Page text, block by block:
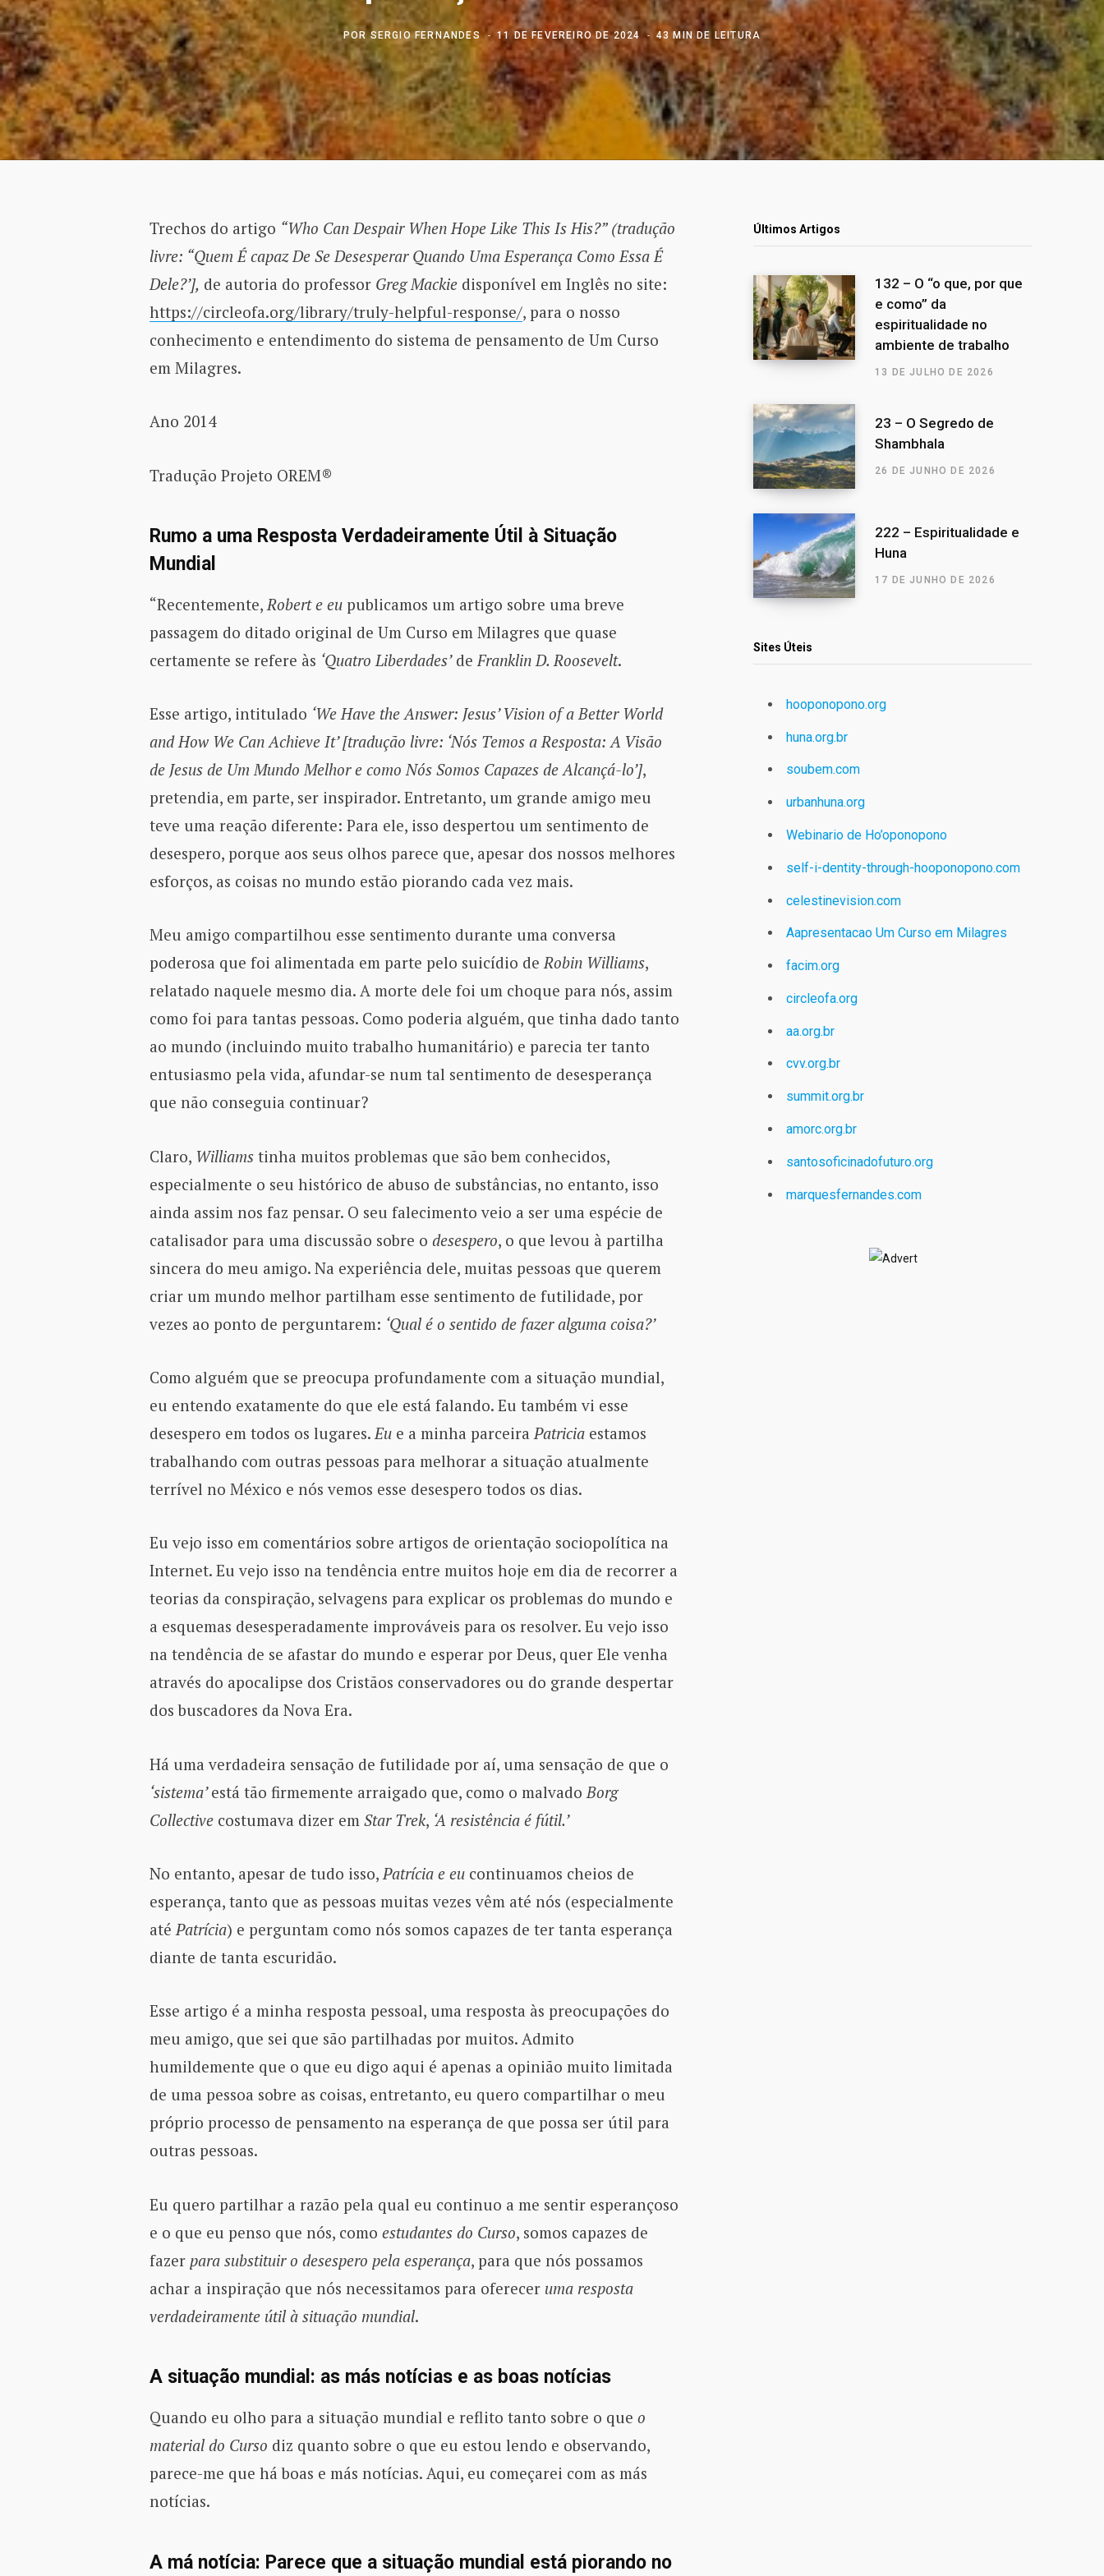
PORSERGIO FERNANDES 11 DE FEVEREIRO DE 2024 43 MIN DE LEITURA
Trechos do artigo “Who Can Despair When Hope Like This Is His?” (tradução
livre: “Quem É capaz De Se Desesperar Quando Uma Esperança Como Essa É
Dele?’], de autoria do professor Greg Mackiedisponível em Inglês no site:
https://circleofa.org/library/truly-helpful-response/, para o nosso
conhecimento e entendimento do sistema de pensamento de Um Curso
em Milagres.
Ano 2014
Tradução Projeto OREM®
Rumo a uma Resposta Verdadeiramente Útil à Situação
Mundial
“Recentemente, Robert e eupublicamos um artigo sobre uma breve
passagem do ditado original de Um Curso em Milagres que quase
certamente se refere às ‘Quatro Liberdades’de Franklin D. Roosevelt.
Esse artigo, intitulado ‘We Have the Answer: Jesus’ Vision of a Better World
and How We Can Achieve It’ [tradução livre: ‘Nós Temos a Resposta: A Visão
de Jesus de Um Mundo Melhor e como Nós Somos Capazes de Alcançá-lo’],
pretendia, em parte, ser inspirador. Entretanto, um grande amigo meu
teve uma reação diferente: Para ele, isso despertou um sentimento de
desespero, porque aos seus olhos parece que, apesar dos nossos melhores
esforços, as coisas no mundo estão piorando cada vez mais.
Meu amigo compartilhou esse sentimento durante uma conversa
poderosa que foi alimentada em parte pelo suicídio deRobin Williams,
relatado naquele mesmo dia. A morte dele foi um choque para nós, assim
como foi para tantas pessoas. Como poderia alguém, que tinha dado tanto
ao mundo (incluindo muito trabalho humanitário) e parecia ter tanto
entusiasmo pela vida, afundar-se num tal sentimento de desesperança
que não conseguia continuar?
Claro, Williamstinha muitos problemas que são bem conhecidos,
especialmente o seu histórico de abuso de substâncias, no entanto, isso
ainda assim nos faz pensar. O seu falecimento veio a ser uma espécie de
catalisador para uma discussão sobre o desespero, o que levou à partilha
sincera do meu amigo. Na experiência dele, muitas pessoas que querem
criar um mundo melhor partilham esse sentimento de futilidade, por
vezes ao ponto de perguntarem: ‘Qual é o sentido de fazer alguma coisa?’
Como alguém que se preocupa profundamente com a situação mundial,
eu entendo exatamente do que ele está falando. Eu também vi esse
desespero em todos os lugares.Eu e a minha parceiraPatriciaestamos
trabalhando com outras pessoas para melhorar a situação atualmente
terrível no México e nós vemos esse desespero todos os dias.
Eu vejo isso em comentários sobre artigos de orientação sociopolítica na
Internet. Eu vejo isso na tendência entre muitos hoje em dia de recorrer a
teorias da conspiração, selvagens para explicar os problemas do mundo e
a esquemas desesperadamente improváveis para os resolver. Eu vejo isso
na tendência de se afastar do mundo e esperar por Deus, quer Ele venha
através do apocalipse dos Cristãos conservadores ou do grande despertar
dos buscadores da Nova Era.
Há uma verdadeira sensação de futilidade por aí, uma sensação de que o
‘sistema’está tão firmemente arraigado que, como o malvado Borg
Collectivecostumava dizer em Star Trek, ‘A resistência é fútil.’
No entanto, apesar de tudo isso,Patrícia e eucontinuamos cheios de
esperança, tanto que as pessoas muitas vezes vêm até nós (especialmente
atéPatrícia) e perguntam como nós somos capazes de ter tanta esperança
diante de tanta escuridão.
Esse artigo é a minha resposta pessoal, uma resposta às preocupações do
meu amigo, que sei que são partilhadas por muitos. Admito
humildemente que o que eu digo aqui é apenas a opinião muito limitada
de uma pessoa sobre as coisas, entretanto, eu quero compartilhar o meu
próprio processo de pensamento na esperança de que possa ser útil para
outras pessoas.
Eu quero partilhar a razão pela qual eu continuo a me sentir esperançoso
e o que eu penso que nós, como estudantes do Curso, somos capazes de
fazer para substituir o desespero pela esperança, para que nós possamos
achar a inspiração que nós necessitamos para oferecer uma resposta
verdadeiramente útil à situação mundial.
A situação mundial: as más notícias e as boas notícias
Quando eu olho para a situação mundial e reflito tanto sobre o que o
material do Curso diz quanto sobre o que eu estou lendo e observando,
parece-me que há boas e más notícias. Aqui, eu começarei com as más
notícias.
A má notícia: Parece que a situação mundial está piorando no
Últimos Artigos
132 – O “o que, por que
e como” da
espiritualidade no
ambiente de trabalho
13 DE JULHO DE 2026
23 – O Segredo de
Shambhala
26 DE JUNHO DE 2026
222 – Espiritualidade e
Huna
17 DE JUNHO DE 2026
Sites Úteis
hooponopono.org
huna.org.br
soubem.com
urbanhuna.org
Webinario de Ho’oponopono
self-i-dentity-through-hooponopono.com
celestinevision.com
Aapresentacao Um Curso em Milagres
facim.org
circleofa.org
aa.org.br
cvv.org.br
summit.org.br
amorc.org.br
santosoficinadofuturo.org
marquesfernandes.com